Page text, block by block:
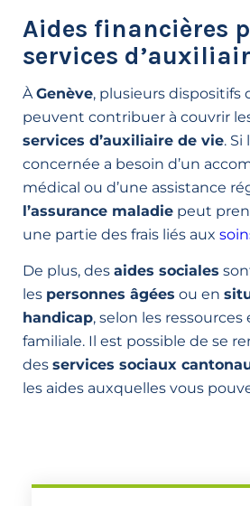
Aides financières
services
ÀGenève, plusieurs dispositifs
peuvent contribuer à couvrir
services d’auxiliaire de vie. Si
concernée a besoin d’un
médical ou d’une assistance
l’assurance maladie peut
une partie des frais liés aux
De plus, des aides sociales
les personnes âgées ou en
handicap, selon les
familiale. Il est possible de se
des services sociaux
les aides auxquelles vous